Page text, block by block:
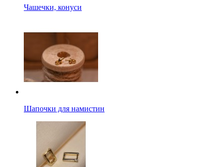
Чашечки, конуси
Шапочки для намистин